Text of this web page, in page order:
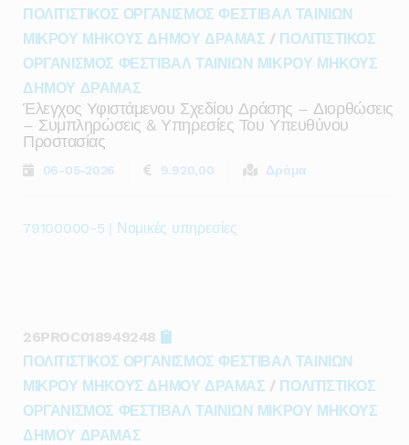
ΠΟΛΙΤΙΣΤΙΚΟΣ ΟΡΓΑΝΙΣΜΟΣ ΦΕΣΤΙΒΑΛ ΤΑΙΝΙΩΝ
ΜΙΚΡΟΥ ΜΗΚΟΥΣ ΔΗΜΟΥ ΔΡΑΜΑΣ / ΠΟΛΙΤΙΣΤΙΚΟΣ
ΟΡΓΑΝΙΣΜΟΣ ΦΕΣΤΙΒΑΛ ΤΑΙΝΙΩΝ ΜΙΚΡΟΥ ΜΗΚΟΥΣ
ΔΗΜΟΥ ΔΡΑΜΑΣ
Έλεγχος Υφιστάμενου Σχεδίου Δράσης – Διορθώσεις
– Συμπληρώσεις & Υπηρεσίες Του Υπευθύνου
Προστασίας
06-05-2026 9.920,00 Δράμα
79100000-5 | Νομικές υπηρεσίες
26PROC018949248
ΠΟΛΙΤΙΣΤΙΚΟΣ ΟΡΓΑΝΙΣΜΟΣ ΦΕΣΤΙΒΑΛ ΤΑΙΝΙΩΝ
ΜΙΚΡΟΥ ΜΗΚΟΥΣ ΔΗΜΟΥ ΔΡΑΜΑΣ / ΠΟΛΙΤΙΣΤΙΚΟΣ
ΟΡΓΑΝΙΣΜΟΣ ΦΕΣΤΙΒΑΛ ΤΑΙΝΙΩΝ ΜΙΚΡΟΥ ΜΗΚΟΥΣ
ΔΗΜΟΥ ΔΡΑΜΑΣ